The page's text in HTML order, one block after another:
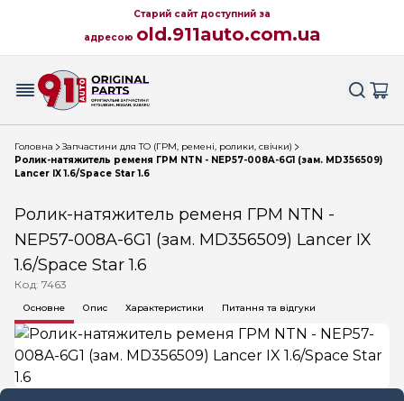
Старий сайт доступний за
адресою old.911auto.com.ua
Головна
Запчастини для ТО (ГРМ, ремені, ролики, свічки)
Ролик-натяжитель ременя ГРМ NTN - NEP57-008A-6G1 (зам. MD356509)
Lancer IX 1.6/Space Star 1.6
Ролик-натяжитель ременя ГРМ NTN -
NEP57-008A-6G1 (зам. MD356509) Lancer IX
1.6/Space Star 1.6
Код: 7463
Основне Опис Характеристики Питання та відгуки